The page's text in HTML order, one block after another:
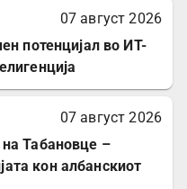
07 август 2026
потенцијал во ИТ-
07 август 2026
Табановце –
кон албанскиот